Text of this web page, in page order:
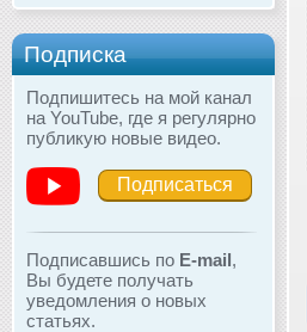
Подписка
Подпишитесь на мой канал
на YouTube, где я регулярно
публикую новые видео.
Подписаться
Подписавшись по E-mail,
Вы будете получать
уведомления о новых
статьях.